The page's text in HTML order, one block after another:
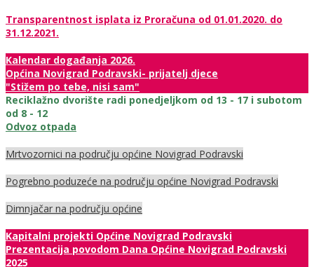
Transparentnost isplata iz Proračuna od 01.01.2020. do
31.12.2021.
Kalendar događanja 2026.
Općina Novigrad Podravski- prijatelj djece
"Stižem po tebe, nisi sam"
Reciklažno dvorište radi ponedjeljkom od 13 - 17 i subotom
od 8 - 12
Odvoz otpada
Mrtvozornici na području općine Novigrad Podravski
Pogrebno poduzeće na području općine Novigrad Podravski
Dimnjačar na području općine
Kapitalni projekti Općine Novigrad Podravski
Prezentacija povodom Dana Općine Novigrad Podravski
2025